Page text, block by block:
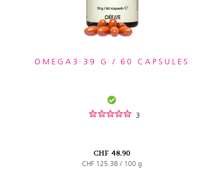
OMEGA3 39 G / 60 CAPSULES
3
CHF 48.90
CHF 125.38 / 100 g